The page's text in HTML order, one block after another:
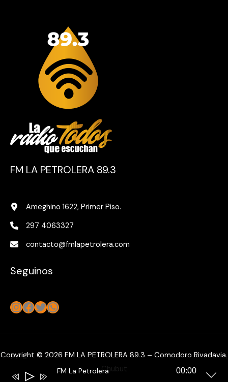
FM LA PETROLERA 89.3
Ameghino 1622, Primer Piso.
297 4063327
contacto@fmlapetrolera.com
Seguinos
Instagram
Facebook
Twitter
WhatsApp
Copyright © 2026 FM LA PETROLERA 89.3 – Comodoro Rivadavia,
Chubut
FM La Petrolera
Reproductor
00:00